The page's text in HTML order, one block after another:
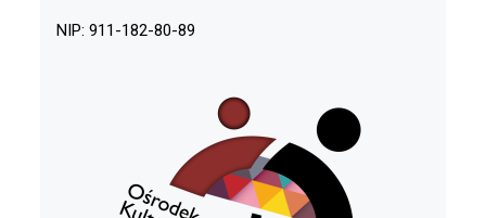
NIP: 911-182-80-89